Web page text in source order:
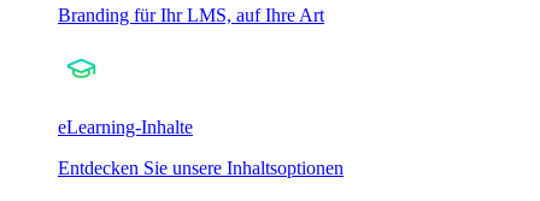
Branding für Ihr LMS, auf Ihre Art
eLearning-Inhalte
Entdecken Sie unsere Inhaltsoptionen